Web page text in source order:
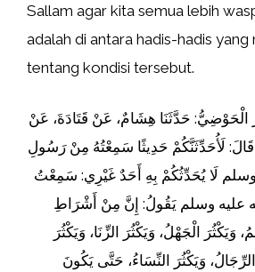
Sallam agar kita semua lebih
adalah di antara hadis-hadis yang
tentang kondisi tersebut.
حَدَّثَنَا هِشَامٌ، عَنْ قَتَادَةَ، عَنْ
لَأُحَدِّثَنَّكُمْ حَدِيثًا سَمِعْتُهُ مِنْ رَسُولِ
وسلم لَا يُحَدِّثُكُمْ بِهِ أَحَدٌ غَيْرِي: سَمِعْتُ
عليه وسلم يَقُولُ: ‌إِنَّ ‌مِنْ ‌أَشْرَاطِ
‌وَيَكْثُرَ ‌الْجَهْلُ، ‌وَيَكْثُرَ ‌الزِّنَا، ‌وَيَكْثُرَ
‌وَيَكْثُرَ ‌النِّسَاءُ، ‌حَتَّى ‌يَكُونَ